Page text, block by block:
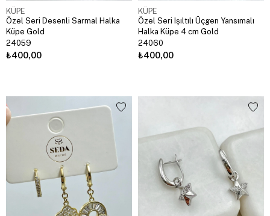
KÜPE
Özel Seri Desenli Sarmal Halka
Küpe Gold
24059
₺400,00
KÜPE
Özel Seri Işıltılı Üçgen Yansımalı
Halka Küpe 4 cm Gold
24060
₺400,00